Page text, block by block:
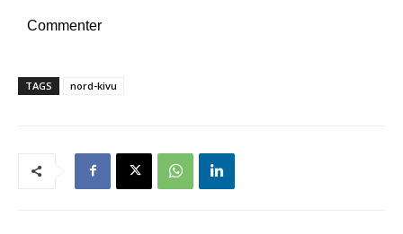
Commenter
TAGS nord-kivu